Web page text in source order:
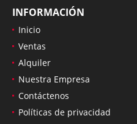
INFORMACIÓN
Inicio
Ventas
Alquiler
Nuestra Empresa
Contáctenos
Políticas de privacidad